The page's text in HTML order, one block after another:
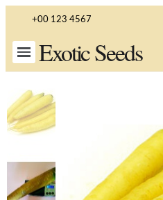
+00 123 4567
Exotic Seeds